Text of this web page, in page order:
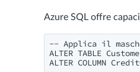
Azure SQL offre
-- Applica il
ALTER TABLE